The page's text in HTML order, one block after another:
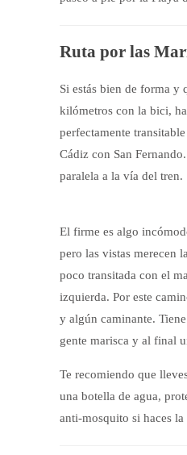
Ruta por las
Si estás bien de forma y
kilómetros con la bici,
perfectamente
Cádiz con San
paralela a la vía del tren.
El firme es algo
pero las vistas merecen
poco transitada con el
izquierda. Por este
y algún caminante.
gente marisca y al final
Te recomiendo que
una botella de agua,
anti-mosquito si haces